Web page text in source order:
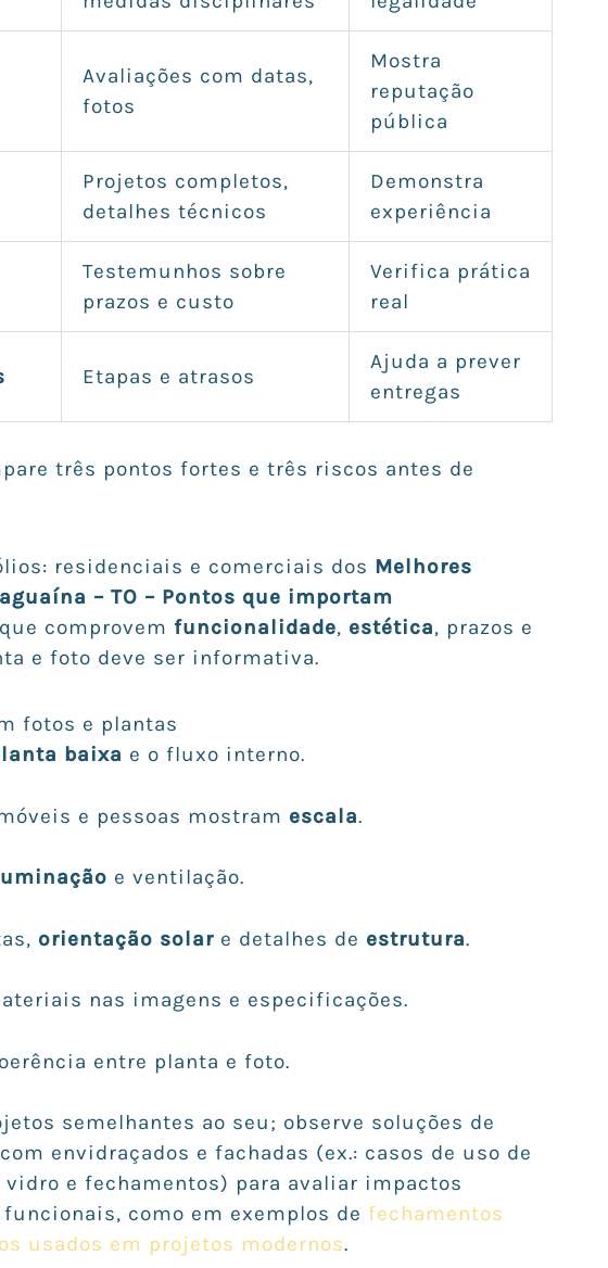
Avaliações com datas,
fotos
Mostra
reputação
pública
Projetos completos,
detalhes técnicos
Demonstra
experiência
Testemunhos sobre
prazos e custo
Verifica prática
real
Etapas e atrasos
Ajuda a prever
entregas
três pontos fortes e três riscos antes de
residenciais e comerciais dos Melhores
– TO – Pontos que importam
comprovem funcionalidade, estética, prazos e
e foto deve ser informativa.
fotos e plantas
baixa e o fluxo interno.
e pessoas mostram escala.
e ventilação.
orientação solare detalhes de estrutura.
nas imagens e especificações.
entre planta e foto.
semelhantes ao seu; observe soluções de
envidraçados e fachadas (ex.: casos de uso de
e fechamentos) para avaliar impactos
como em exemplos de fechamentos
usados em projetos modernos.